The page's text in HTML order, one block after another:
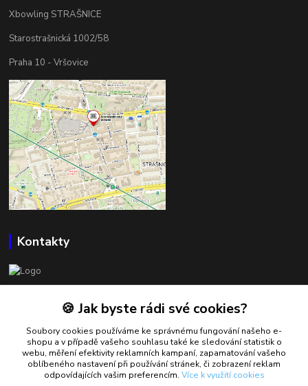
Xbowling STRAŠNICE
Starostrašnická 1002/58
Praha 10 - Vršovice
Kontakty
Petr Mráček
+420 602 549 946
petrmracek@bowlshop.cz
🍪 Jak byste rádi své cookies?
Soubory cookies používáme ke správnému fungování našeho e-
shopu a v případě vašeho souhlasu také ke sledování statistik o
webu, měření efektivity reklamních kampaní, zapamatování vašeho
oblíbeného nastavení při používání stránek, či zobrazení reklam
odpovídajících vašim preferencím. Více k využití cookies